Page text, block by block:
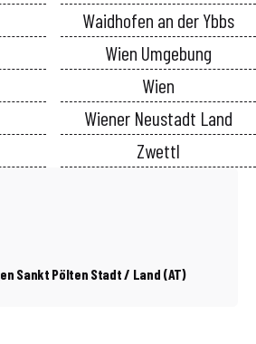
Waidhofen an der Ybbs
Wien Umgebung
Wien
Wiener Neustadt Land
Zwettl
Sankt Pölten Stadt / Land (AT)